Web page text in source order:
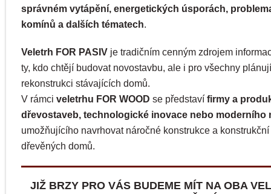
správném vytápění, energetických úsporách,
komínů a dalších tématech.
Veletrh FOR PASIV je tradičním cenným zdrojem
ty, kdo chtějí budovat novostavbu, ale i pro všechny
rekonstrukci stávajících domů.
V rámci veletrhu FOR WOOD se představífirmy a
dřevostaveb, technologické inovace nebo moderního
umožňujícího navrhovat náročné konstrukce a
dřevěných domů.
JIŽ BRZY PRO VÁS BUDEME MÍT NA OBA